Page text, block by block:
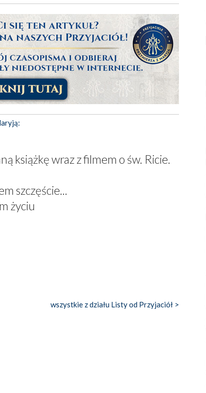
książkę wraz z filmem o św. Ricie.
szczęście...
życiu
wszystkie z działu Listy od Przyjaciół >